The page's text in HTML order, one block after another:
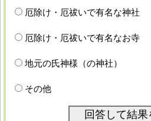
厄除け・厄祓いで有名な神社
厄除け・厄祓いで有名なお寺
地元の氏神様（の神社）
その他